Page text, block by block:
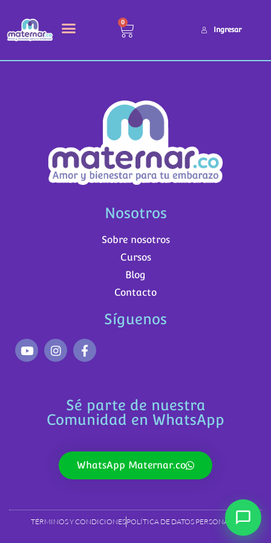
0
Ingresar
Es incorrecto
Nosotros
Sobre nosotros
Cursos
Blog
Contacto
Síguenos
Sé parte de nuestra
Comunidad en WhatsApp
WhatsApp Maternar.co
TÉRMINOS Y CONDICIONESPOLÍTICA DE DATOS PERSONALES